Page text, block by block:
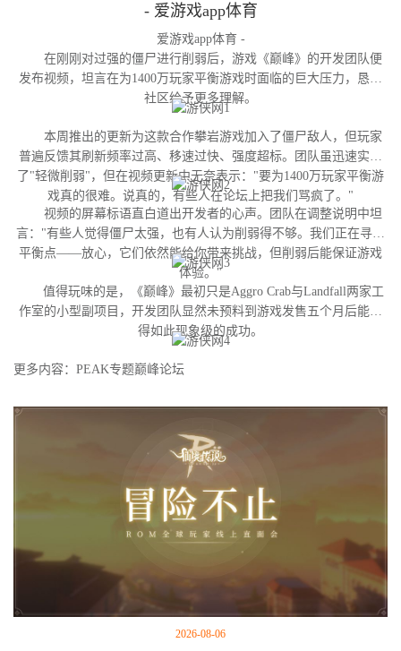
- 爱游戏app体育
爱游戏app体育 -
在刚刚对过强的僵尸进行削弱后，游戏《巅峰》的开发团队便
发布视频，坦言在为1400万玩家平衡游戏时面临的巨大压力，恳请
社区给予更多理解。
本周推出的更新为这款合作攀岩游戏加入了僵尸敌人，但玩家
普遍反馈其刷新频率过高、移速过快、强度超标。团队虽迅速实施
了"轻微削弱"，但在视频更新中无奈表示："要为1400万玩家平衡游
戏真的很难。说真的，有些人在论坛上把我们骂疯了。"
视频的屏幕标语直白道出开发者的心声。团队在调整说明中坦
言："有些人觉得僵尸太强，也有人认为削弱得不够。我们正在寻找
平衡点——放心，它们依然能给你带来挑战，但削弱后能保证游戏
体验。"
值得玩味的是，《巅峰》最初只是Aggro Crab与Landfall两家工
作室的小型副项目，开发团队显然未预料到游戏发售五个月后能获
得如此现象级的成功。
更多内容：PEAK专题巅峰论坛
2026-08-06